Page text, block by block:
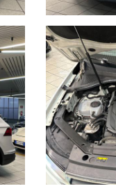
Scorpion Verde 215/65